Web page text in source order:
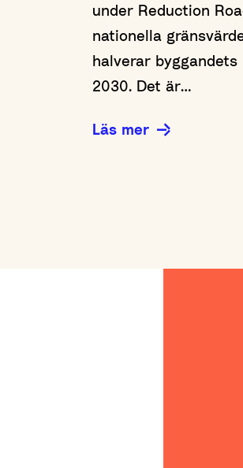
under Reduction
nationella
halverar
2030. Det är…
Läs mer